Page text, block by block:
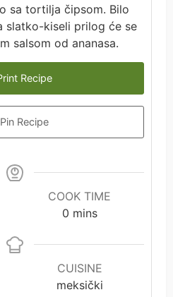
sa tortilja čipsom. Bilo
slatko-kiseli prilog će se
salsom od ananasa.
Recipe
Pin Recipe
COOK TIME
0minutes
mins
CUISINE
meksički